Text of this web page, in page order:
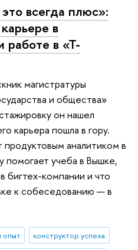
всегда плюс»:
в
работе в «Т-
магистратуры
и общества»
он нашел
карьера пошла в гору.
аналитиком в
помогает учеба в Вышке,
бигтех-компании и что
к собеседованию — в
опыт
конструктор успеха